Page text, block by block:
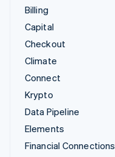
Billing
Capital
Checkout
Climate
Connect
Krypto
Data Pipeline
Elements
Financial Connections